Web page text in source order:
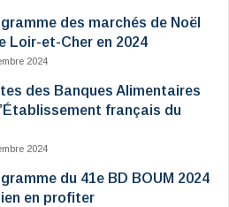
des marchés de Noël
Loir-et-Cher en 2024
2024
des Banques Alimentaires
français du
2024
du 41e BD BOUM 2024
en profiter